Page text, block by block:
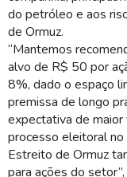
do petróleo e aos
de Ormuz.
“Mantemos
alvo de R$ 50 por
8%, dado o espaço
premissa de longo
expectativa de
processo eleitoral
Estreito de Ormuz
para ações do